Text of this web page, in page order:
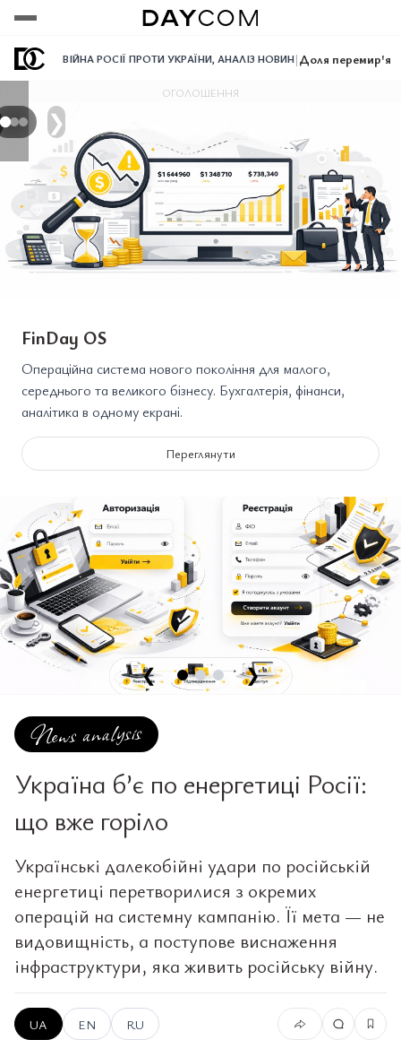
ВІЙНА РОСІЇ ПРОТИ УКРАЇНИ, АНАЛІЗ НОВИН|Доля перемир'я
Переглянути
Переглянути
Переглянути
❯
ОГОЛОШЕННЯ
FinDay OS
Операційна система нового покоління для малого,
середнього та великого бізнесу. Бухгалтерія, фінанси,
аналітика в одному екрані.
Переглянути
❮ ❯
Україна б’є по енергетиці Росії:
що вже горіло
Українські далекобійні удари по російській
енергетиці перетворилися з окремих
операцій на системну кампанію. Її мета — не
видовищність, а поступове виснаження
інфраструктури, яка живить російську війну.
UA EN RU